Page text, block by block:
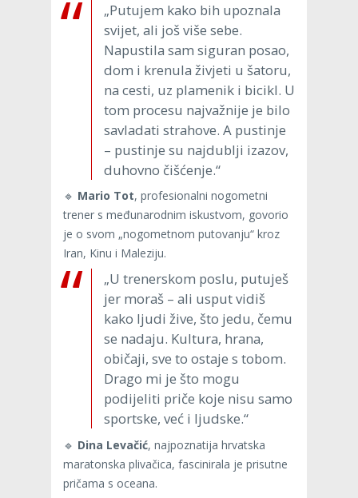
„Putujem kako bih upoznala
svijet, ali još više sebe.
Napustila sam siguran posao,
dom i krenula živjeti u šatoru,
na cesti, uz plamenik i bicikl. U
tom procesu najvažnije je bilo
savladati strahove. A pustinje
– pustinje su najdublji izazov,
duhovno čišćenje.“
🔹 Mario Tot, profesionalni nogometni
trener s međunarodnim iskustvom, govorio
je o svom „nogometnom putovanju“ kroz
Iran, Kinu i Maleziju.
„U trenerskom poslu, putuješ
jer moraš – ali usput vidiš
kako ljudi žive, što jedu, čemu
se nadaju. Kultura, hrana,
običaji, sve to ostaje s tobom.
Drago mi je što mogu
podijeliti priče koje nisu samo
sportske, već i ljudske.“
🔹 Dina Levačić, najpoznatija hrvatska
maratonska plivačica, fascinirala je prisutne
pričama s oceana.